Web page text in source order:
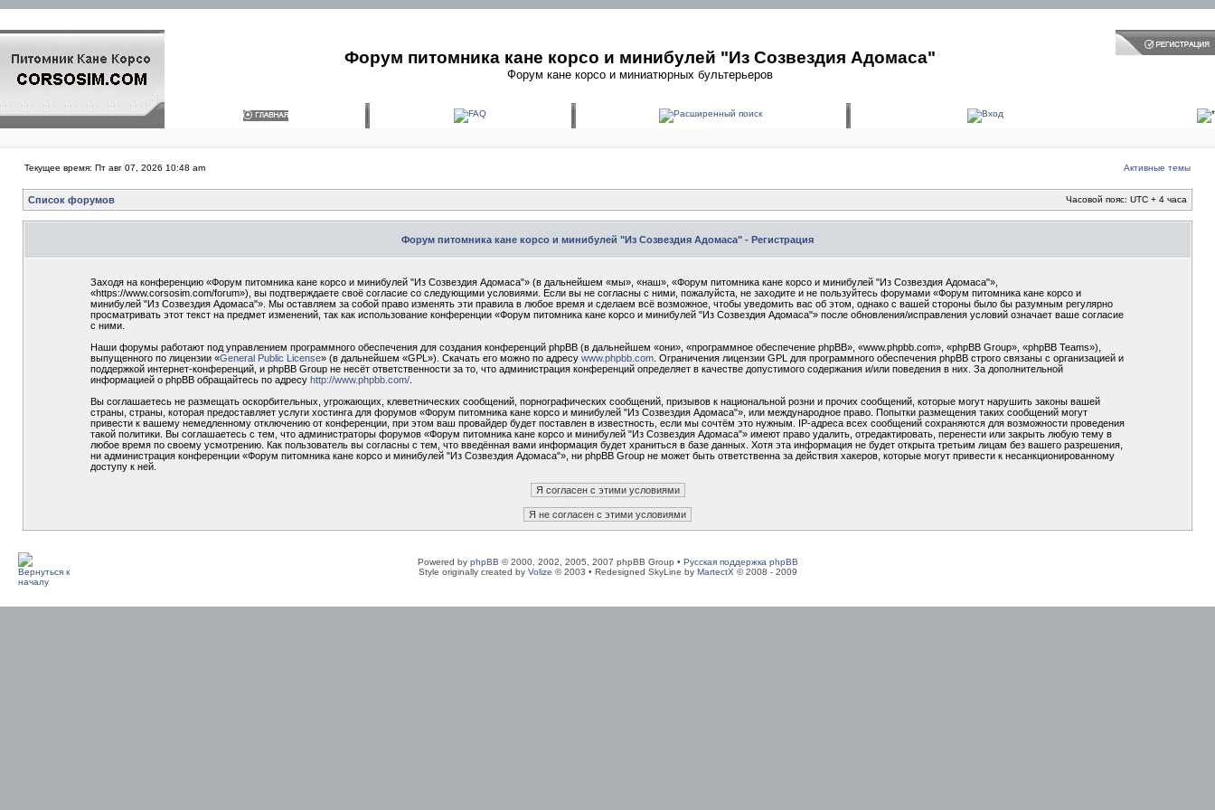
Форум питомника кане корсо и минибулей "Из Созвездия Адомаса"
Форум кане корсо и миниатюрных бультерьеров
Текущее время: Пт авг 07, 2026 10:48 am Активные темы
Список форумов Часовой пояс: UTC + 4 часа
Форум питомника кане корсо и минибулей "Из Созвездия Адомаса" - Регистрация
Заходя на конференцию «Форум питомника кане корсо и минибулей "Из Созвездия Адомаса"» (в дальнейшем «мы», «наш», «Форум питомника кане корсо и минибулей "Из Созвездия Адомаса"»,
«https://www.corsosim.com/forum»), вы подтверждаете своё согласие со следующими условиями. Если вы не согласны с ними, пожалуйста, не заходите и не пользуйтесь форумами «Форум питомника кане корсо и
минибулей "Из Созвездия Адомаса"». Мы оставляем за собой право изменять эти правила в любое время и сделаем всё возможное, чтобы уведомить вас об этом, однако с вашей стороны было бы разумным регулярно
просматривать этот текст на предмет изменений, так как использование конференции «Форум питомника кане корсо и минибулей "Из Созвездия Адомаса"» после обновления/исправления условий означает ваше согласие
с ними.
Наши форумы работают под управлением программного обеспечения для создания конференций phpBB (в дальнейшем «они», «программное обеспечение phpBB», «www.phpbb.com», «phpBB Group», «phpBB Teams»),
выпущенного по лицензии «General Public License» (в дальнейшем «GPL»). Скачать его можно по адресу www.phpbb.com. Ограничения лицензии GPL для программного обеспечения phpBB строго связаны с организацией и
поддержкой интернет-конференций, и phpBB Group не несёт ответственности за то, что администрация конференций определяет в качестве допустимого содержания и/или поведения в них. За дополнительной
информацией о phpBB обращайтесь по адресу http://www.phpbb.com/.
Вы соглашаетесь не размещать оскорбительных, угрожающих, клеветнических сообщений, порнографических сообщений, призывов к национальной розни и прочих сообщений, которые могут нарушить законы вашей
страны, страны, которая предоставляет услуги хостинга для форумов «Форум питомника кане корсо и минибулей "Из Созвездия Адомаса"», или международное право. Попытки размещения таких сообщений могут
привести к вашему немедленному отключению от конференции, при этом ваш провайдер будет поставлен в известность, если мы сочтём это нужным. IP-адреса всех сообщений сохраняются для возможности проведения
такой политики. Вы соглашаетесь с тем, что администраторы форумов «Форум питомника кане корсо и минибулей "Из Созвездия Адомаса"» имеют право удалить, отредактировать, перенести или закрыть любую тему в
любое время по своему усмотрению. Как пользователь вы согласны с тем, что введённая вами информация будет храниться в базе данных. Хотя эта информация не будет открыта третьим лицам без вашего разрешения,
ни администрация конференции «Форум питомника кане корсо и минибулей "Из Созвездия Адомаса"», ни phpBB Group не может быть ответственна за действия хакеров, которые могут привести к несанкционированному
доступу к ней.
Powered by phpBB © 2000, 2002, 2005, 2007 phpBB Group • Русская поддержка phpBB
Style originally created by Volize © 2003 • Redesigned SkyLine by MartectX © 2008 - 2009